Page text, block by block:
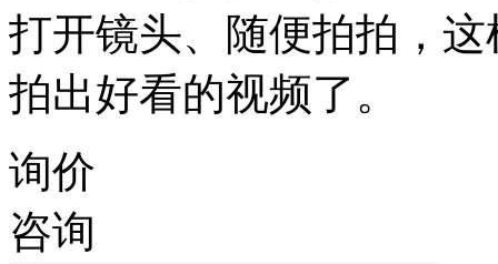
打开镜头、随便拍拍，
拍出好看的视频了。
询价
咨询